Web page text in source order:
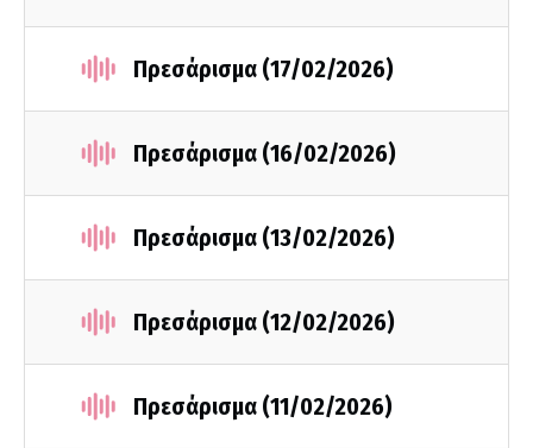
Πρεσάρισμα (17/02/2026)
Πρεσάρισμα (16/02/2026)
Πρεσάρισμα (13/02/2026)
Πρεσάρισμα (12/02/2026)
Πρεσάρισμα (11/02/2026)